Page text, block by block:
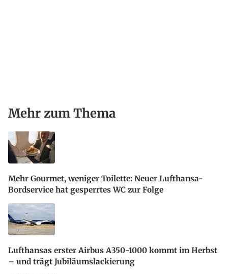
Mehr zum Thema
Mehr Gourmet, weniger Toilette: Neuer Lufthansa-
Bordservice hat gesperrtes WC zur Folge
Lufthansas erster Airbus A350-1000 kommt im Herbst
– und trägt Jubiläumslackierung